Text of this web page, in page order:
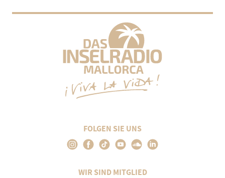
FOLGEN SIE UNS
WIR SIND MITGLIED